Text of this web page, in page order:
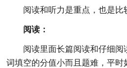
阅读和听力是重点，也是比
阅读：
阅读里面长篇阅读和仔细
词填空的分值小而且题难，平时